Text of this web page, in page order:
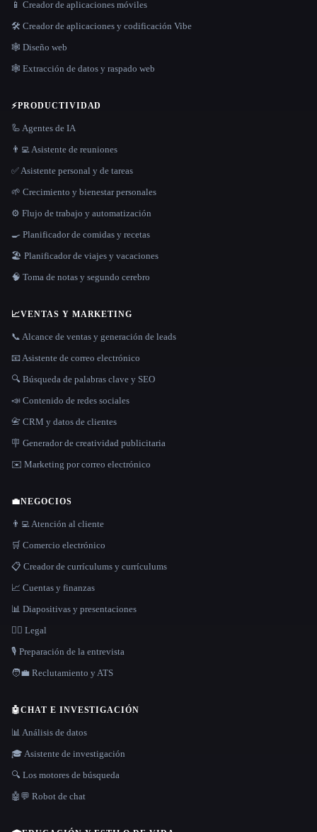
📱 Creador de aplicaciones móviles
🛠️ Creador de aplicaciones y codificación Vibe
🕸 Diseño web
🕸️ Extracción de datos y raspado web
⚡PRODUCTIVIDAD
🦾 Agentes de IA
👨‍💻 Asistente de reuniones
✅ Asistente personal y de tareas
🌱 Crecimiento y bienestar personales
⚙️ Flujo de trabajo y automatización
🍳 Planificador de comidas y recetas
🏖 Planificador de viajes y vacaciones
🧠 Toma de notas y segundo cerebro
📈VENTAS Y MARKETING
📞 Alcance de ventas y generación de leads
📧 Asistente de correo electrónico
🔍 Búsqueda de palabras clave y SEO
📣 Contenido de redes sociales
📇 CRM y datos de clientes
🪧 Generador de creatividad publicitaria
✉️ Marketing por correo electrónico
💼NEGOCIOS
👨‍💻 Atención al cliente
🛒 Comercio electrónico
📋 Creador de currículums y currículums
📈 Cuentas y finanzas
📊 Diapositivas y presentaciones
👩‍⚖️ Legal
🎙️ Preparación de la entrevista
🧑‍💼 Reclutamiento y ATS
🤖CHAT E INVESTIGACIÓN
📊 Análisis de datos
🎓 Asistente de investigación
🔍 Los motores de búsqueda
🤖💬 Robot de chat